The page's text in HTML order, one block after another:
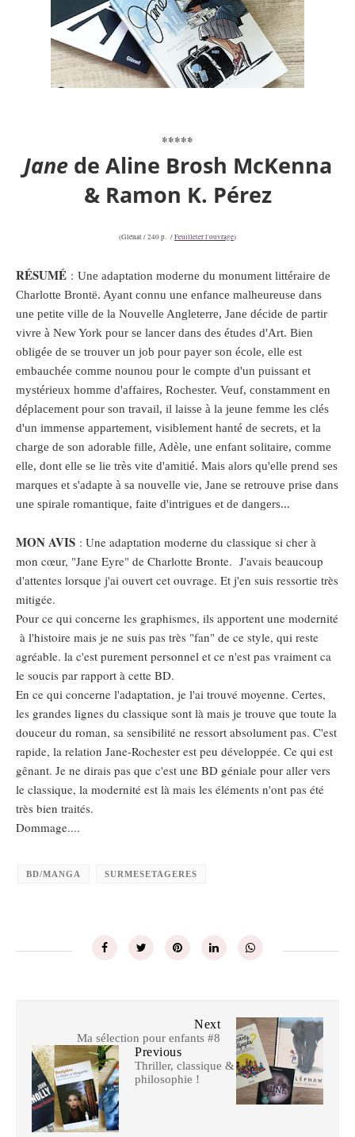
*****
Janede Aline Brosh McKenna
& Ramon K. Pérez
(Glénat / 240 p. /Feuilleter l'ouvrage)
RÉSUMÉ : Une adaptation moderne du monument littéraire de
Charlotte Brontë. Ayant connu une enfance malheureuse dans
une petite ville de la Nouvelle Angleterre, Jane décide de partir
vivre à New York pour se lancer dans des études d'Art. Bien
obligée de se trouver un job pour payer son école, elle est
embauchée comme nounou pour le compte d'un puissant et
mystérieux homme d'affaires, Rochester. Veuf, constamment en
déplacement pour son travail, il laisse à la jeune femme les clés
d'un immense appartement, visiblement hanté de secrets, et la
charge de son adorable fille, Adèle, une enfant solitaire, comme
elle, dont elle se lie très vite d'amitié. Mais alors qu'elle prend ses
marques et s'adapte à sa nouvelle vie, Jane se retrouve prise dans
une spirale romantique, faite d'intrigues et de dangers...
MON AVIS : Une adaptation moderne du classique si cher à
mon cœur, "Jane Eyre" de Charlotte Bronte. J'avais beaucoup
d'attentes lorsque j'ai ouvert cet ouvrage. Et j'en suis ressortie très
mitigée.
Pour ce qui concerne les graphismes, ils apportent une modernité
à l'histoire mais je ne suis pas très "fan" de ce style, qui reste
agréable. la c'est purement personnel et ce n'est pas vraiment ca
le soucis par rapport à cette BD.
En ce qui concerne l'adaptation, je l'ai trouvé moyenne. Certes,
les grandes lignes du classique sont là mais je trouve que toute la
douceur du roman, sa sensibilité ne ressort absolument pas. C'est
rapide, la relation Jane-Rochester est peu développée. Ce qui est
gênant. Je ne dirais pas que c'est une BD géniale pour aller vers
le classique, la modernité est là mais les éléments n'ont pas été
très bien traités.
Dommage....
BD/MANGA SURMESETAGERES
Next
Ma sélection pour enfants #8
Previous
Thriller, classique &
philosophie !